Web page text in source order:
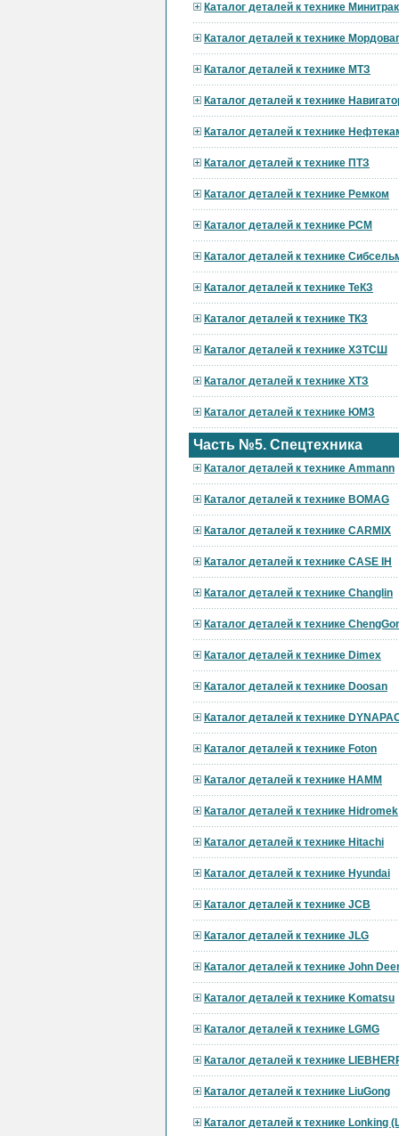
Каталог деталей к технике
Каталог деталей к технике
Каталог деталей к технике МТЗ
Каталог деталей к технике
Каталог деталей к технике
Каталог деталей к технике ПТЗ
Каталог деталей к технике Ремком
Каталог деталей к технике РСМ
Каталог деталей к технике
Каталог деталей к технике ТеКЗ
Каталог деталей к технике ТКЗ
Каталог деталей к технике ХЗТСШ
Каталог деталей к технике ХТЗ
Каталог деталей к технике ЮМЗ
Часть №5. Спецтехника
Каталог деталей к технике Ammann
Каталог деталей к технике BOMAG
Каталог деталей к технике CARMIX
Каталог деталей к технике CASE IH
Каталог деталей к технике Changlin
Каталог деталей к технике
Каталог деталей к технике Dimex
Каталог деталей к технике Doosan
Каталог деталей к технике
Каталог деталей к технике Foton
Каталог деталей к технике HAMM
Каталог деталей к технике Hidromek
Каталог деталей к технике Hitachi
Каталог деталей к технике Hyundai
Каталог деталей к технике JCB
Каталог деталей к технике JLG
Каталог деталей к технике John
Каталог деталей к технике Komatsu
Каталог деталей к технике LGMG
Каталог деталей к технике
Каталог деталей к технике LiuGong
Каталог деталей к технике Lonking